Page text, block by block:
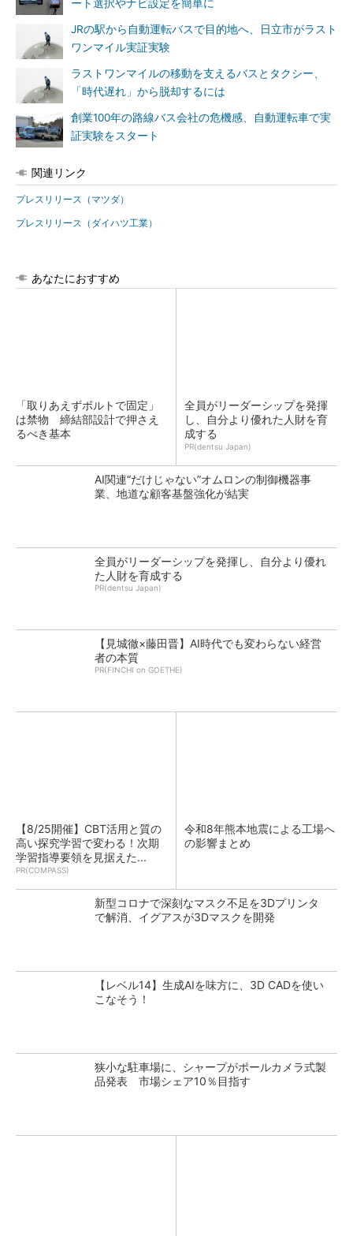
ート選択やナビ設定を簡単に
JRの駅から自動運転バスで目的地へ、日立市がラスト
ワンマイル実証実験
ラストワンマイルの移動を支えるバスとタクシー、
「時代遅れ」から脱却するには
創業100年の路線バス会社の危機感、自動運転車で実
証実験をスタート
関連リンク
プレスリリース（マツダ）
プレスリリース（ダイハツ工業）
あなたにおすすめ
「取りあえずボルトで固定」
は禁物 締結部設計で押さえ
るべき基本
全員がリーダーシップを発揮
し、自分より優れた人財を育
成する
PR(dentsu Japan)
AI関連“だけじゃない”オムロンの制御機器事
業、地道な顧客基盤強化が結実
全員がリーダーシップを発揮し、自分より優れ
た人財を育成する
PR(dentsu Japan)
【見城徹×藤田晋】AI時代でも変わらない経営
者の本質
PR(FINCHI on GOETHE)
【8/25開催】CBT活用と質の
高い探究学習で変わる！次期
学習指導要領を見据えた...
PR(COMPASS)
令和8年熊本地震による工場へ
の影響まとめ
新型コロナで深刻なマスク不足を3Dプリンタ
で解消、イグアスが3Dマスクを開発
【レベル14】生成AIを味方に、3D CADを使い
こなそう！
狭小な駐車場に、シャープがポールカメラ式製
品発表 市場シェア10％目指す